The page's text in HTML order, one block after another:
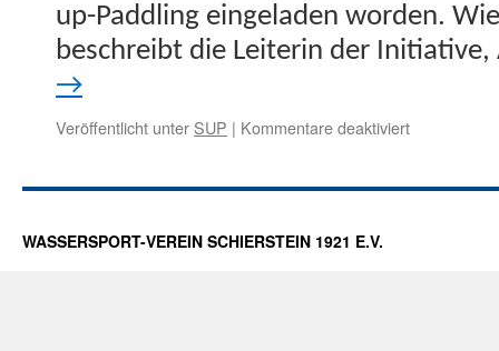
up-Pad­dling ein­ge­laden wor­den.
beschreibt die Lei­t­erin der
→
Veröffentlicht unter SUP | Kommentare deaktiviertfür
auf
WASSERSPORT-VEREIN SCHIERSTEIN 1921 E.V.